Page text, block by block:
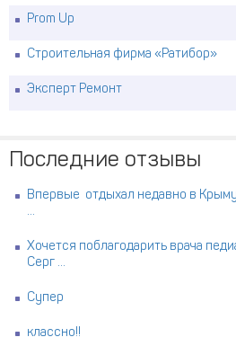
Prom Up
Строительная фирма «Ратибор»
Эксперт Ремонт
Последние отзывы
Впервые отдыхал недавно в
...
Хочется поблагодарить врача
Серг ...
Супер
классно!!